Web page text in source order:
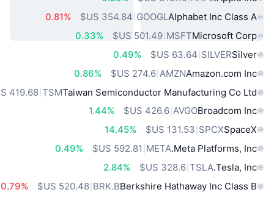
Alphabet Inc Class A
GOOGL
0.81%
Microsoft Corp
MSFT
‏501.49 US$
0.33%
Silver
SILVER
0.49%
Amazon.com Inc
AMZN
‏274.6 US$
0.86%
Taiwan Semiconductor Manufacturing Co Ltd
TSM
‏419.68 US$
Broadcom Inc
AVGO
‏426.6 US$
1.44%
SpaceX
SPCX
14.45%
Meta Platforms, Inc.
META
0.49%
Tesla, Inc.
TSLA
‏328.6 US$
2.84%
Berkshire Hathaway Inc Class B
BRK.B
‏520.48 US$
0.79%